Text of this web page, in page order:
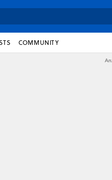
COMMUNITY